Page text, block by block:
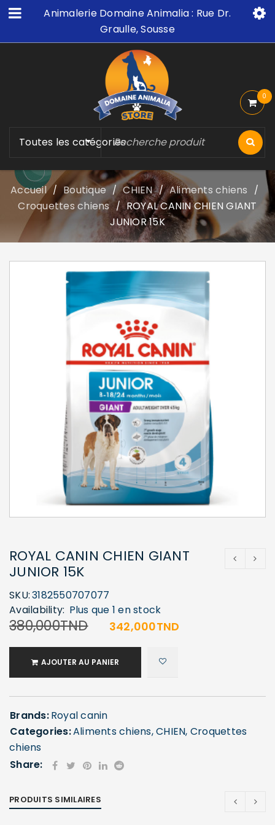
Animalerie Domaine Animalia : Rue Dr.
Graulle, Sousse
Toutes les catégories
0
Accueil / Boutique / CHIEN / Aliments chiens /
Croquettes chiens / ROYAL CANIN CHIEN GIANT
JUNIOR 15K
ROYAL CANIN CHIEN GIANT
JUNIOR 15K
SKU:3182550707077
Availability: Plus que 1 en stock
380,000TND 342,000TND
AJOUTER AU PANIER
Brands:Royal canin
Categories:Aliments chiens,CHIEN, Croquettes
chiens
Share:
PRODUITS SIMILAIRES